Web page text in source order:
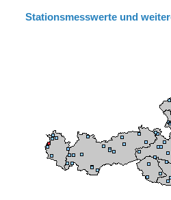
Stationsmesswerte und